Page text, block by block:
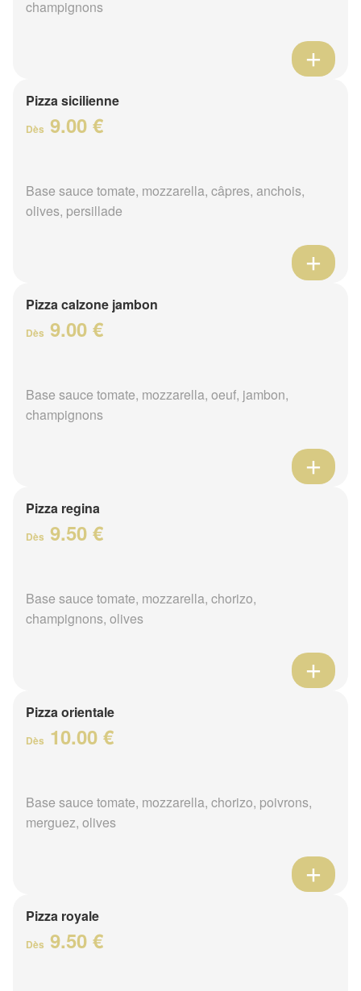
champignons
Pizza sicilienne
Dès 9.00 €
Base sauce tomate, mozzarella, câpres, anchois,
olives, persillade
Pizza calzone jambon
Dès 9.00 €
Base sauce tomate, mozzarella, oeuf, jambon,
champignons
Pizza regina
Dès 9.50 €
Base sauce tomate, mozzarella, chorizo,
champignons, olives
Pizza orientale
Dès 10.00 €
Base sauce tomate, mozzarella, chorizo, poivrons,
merguez, olives
Pizza royale
Dès 9.50 €